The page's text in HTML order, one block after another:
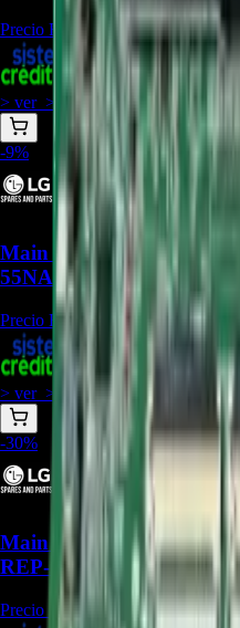
Precio Regular: 973.500
> ver_ > desbloquear oferta_
-9%
Main Board
55NANO80SPA - REP-474
Precio Regular:
$
> ver_ > desbloquear oferta_
-30%
Main board BPR Total
REP-2714
Precio Regular: 1.571.286